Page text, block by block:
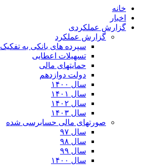
خانه
اخبار
گزارش عملکردی
گزارش عملکرد
سپرده های بانکی به تفکیک
تسهیلات اعطایی
حمایتهای مالی
دولت دوازدهم
سال ۱۴۰۰
سال ۱۴۰۱
سال ۱۴۰۲
سال ۱۴۰۳
صورتهای مالی حسابرسی شده
سال ۹۷
سال ۹۸
سال ۹۹
سال ۱۴۰۰